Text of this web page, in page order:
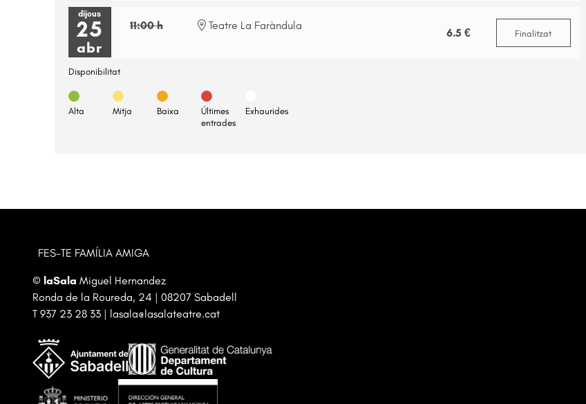
dijous
25
abr
11:00 h Teatre La Faràndula
6.5 € Finalitzat
Disponibilitat
Alta Mitja Baixa
Últimes
entrades
Exhaurides
FES-TE FAMÍLIA AMIGA
© laSala Miguel Hernandez
Ronda de la Roureda, 24 | 08207 Sabadell
T 937 23 28 33 | lasala@lasalateatre.cat